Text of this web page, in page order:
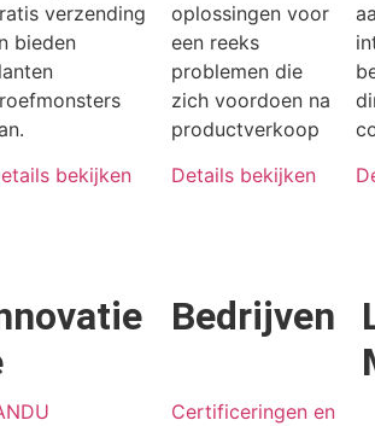
verzending
bieden
bekijken
oplossingen voor
een reeks
problemen die
zich voordoen na
productverkoop
Details bekijken
Bedrijven
Certificeringen en